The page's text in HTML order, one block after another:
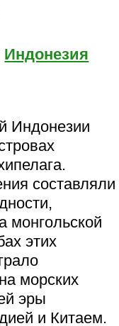
Индонезия
Индонезии
составляли
монгольской
этих
морских
эры
и Китаем.